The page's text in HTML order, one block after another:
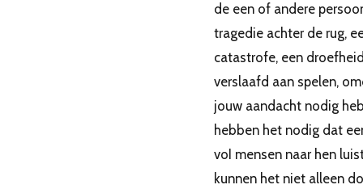
de een of andere
tragedie achter de rug,
catastrofe, een
verslaafd aan spelen,
jouw aandacht nodig
hebben het nodig dat
voI mensen naar hen
kunnen het niet alleen